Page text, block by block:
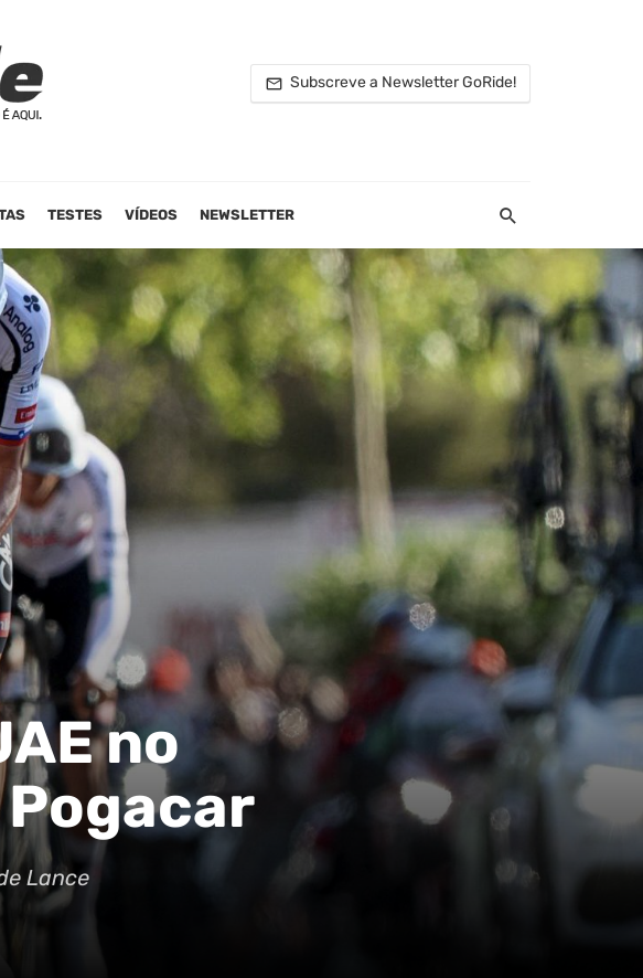
Subscreve a Newsletter GoRide!
TESTES VÍDEOS NEWSLETTER
no
Pogacar
Lance